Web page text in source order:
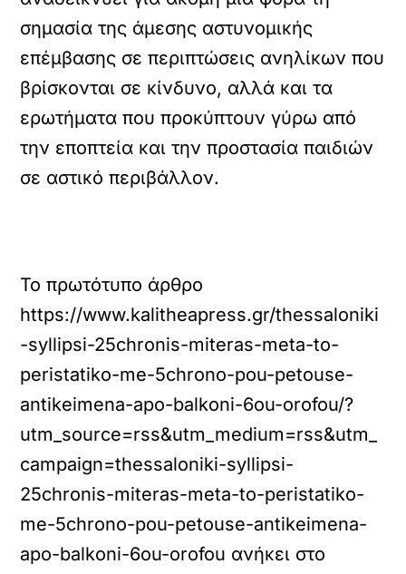
σημασία της άμεσης αστυνομικής
επέμβασης σε περιπτώσεις ανηλίκων που
βρίσκονται σε κίνδυνο, αλλά και τα
ερωτήματα που προκύπτουν γύρω από
την εποπτεία και την προστασία παιδιών
σε αστικό περιβάλλον.
Πλοήγηση
άρθρων
Το πρωτότυπο άρθρο
https://www.kalitheapress.gr/thessaloniki
-syllipsi-25chronis-miteras-meta-to-
peristatiko-me-5chrono-pou-petouse-
antikeimena-apo-balkoni-6ou-orofou/?
utm_source=rss&utm_medium=rss&utm_
campaign=thessaloniki-syllipsi-
25chronis-miteras-meta-to-peristatiko-
me-5chrono-pou-petouse-antikeimena-
apo-balkoni-6ou-orofou ανήκει στο